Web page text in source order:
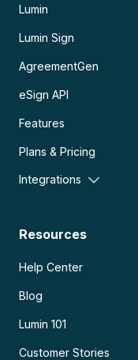
Lumin
Lumin Sign
AgreementGen
eSign API
Features
Plans & Pricing
Integrations
Resources
Help Center
Blog
Lumin 101
Customer Stories